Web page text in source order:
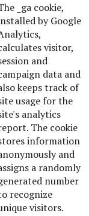
_ga cookie,
by Google
visitor,
and
data and
keeps track of
usage for the
analytics
The cookie
information
and
a randomly
number
recognize
visitors.